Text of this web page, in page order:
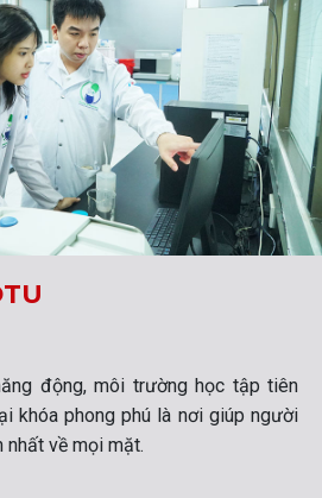
động, môi trường học tập tiên
khóa phong phú là nơi giúp người
nhất về mọi mặt.